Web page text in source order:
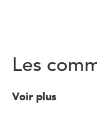
Les
Voir plus